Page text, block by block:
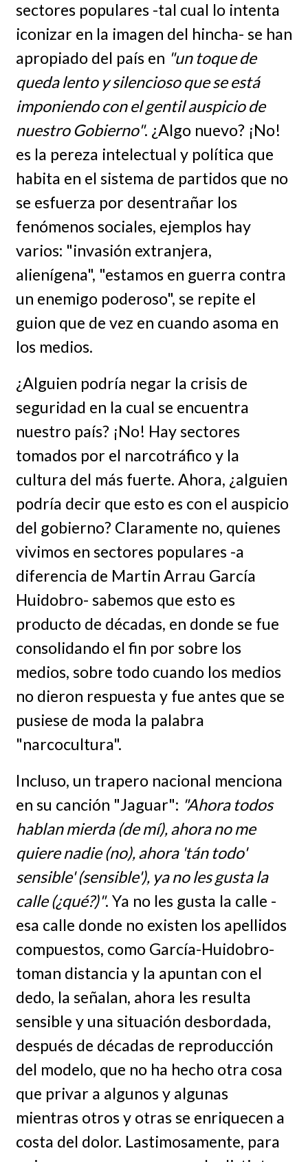
sectores populares -tal cual lo intenta
iconizar en la imagen del hincha- se han
apropiado del país en "un toque de
queda lento y silencioso que se está
imponiendo con el gentil auspicio de
nuestro Gobierno". ¿Algo nuevo? ¡No!
es la pereza intelectual y política que
habita en el sistema de partidos que no
se esfuerza por desentrañar los
fenómenos sociales, ejemplos hay
varios: "invasión extranjera,
alienígena", "estamos en guerra contra
un enemigo poderoso", se repite el
guion que de vez en cuando asoma en
los medios.
¿Alguien podría negar la crisis de
seguridad en la cual se encuentra
nuestro país? ¡No! Hay sectores
tomados por el narcotráfico y la
cultura del más fuerte. Ahora, ¿alguien
podría decir que esto es con el auspicio
del gobierno? Claramente no, quienes
vivimos en sectores populares -a
diferencia de Martin Arrau García
Huidobro- sabemos que esto es
producto de décadas, en donde se fue
consolidando el fin por sobre los
medios, sobre todo cuando los medios
no dieron respuesta y fue antes que se
pusiese de moda la palabra
"narcocultura".
Incluso, un trapero nacional menciona
en su canción "Jaguar": "Ahora todos
hablan mierda (de mí), ahora no me
quiere nadie (no), ahora 'tán todo'
sensible' (sensible'), ya no les gusta la
calle (¿qué?)". Ya no les gusta la calle -
esa calle donde no existen los apellidos
compuestos, como García-Huidobro-
toman distancia y la apuntan con el
dedo, la señalan, ahora les resulta
sensible y una situación desbordada,
después de décadas de reproducción
del modelo, que no ha hecho otra cosa
que privar a algunos y algunas
mientras otros y otras se enriquecen a
costa del dolor. Lastimosamente, para